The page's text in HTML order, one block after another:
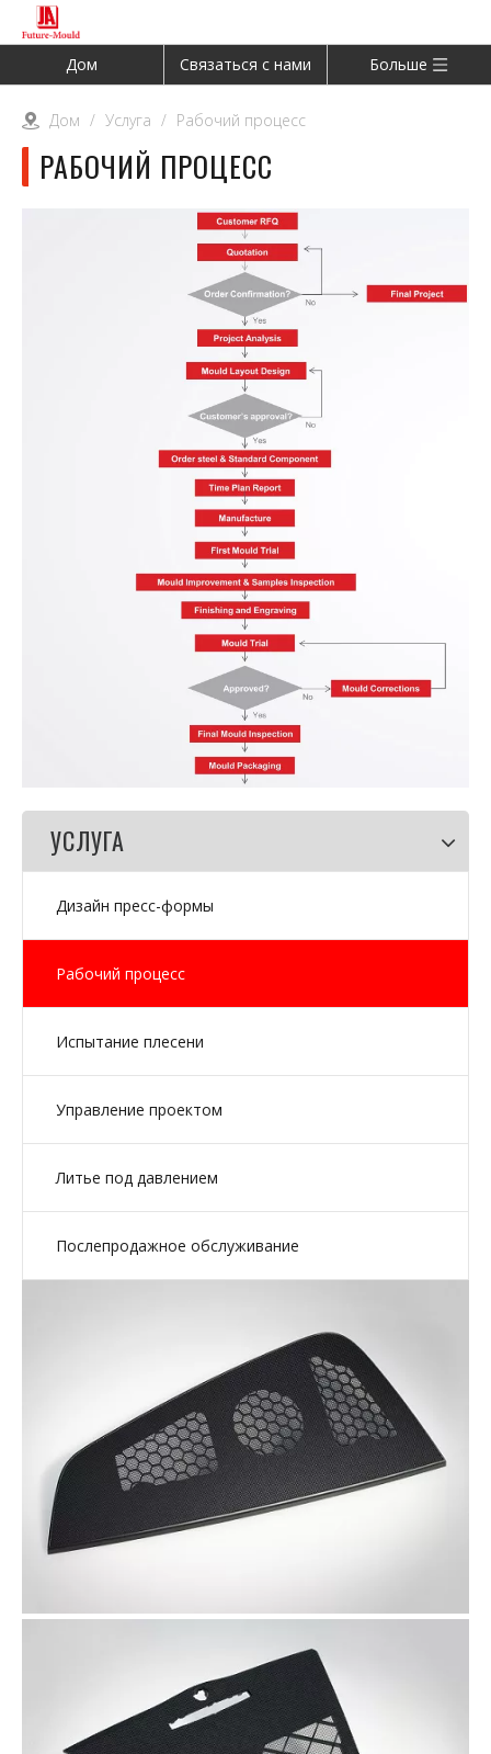
Дом Связаться с нами Больше
Дом / Услуга / Рабочий процесс
РАБОЧИЙ ПРОЦЕСС
УСЛУГА
Дизайн пресс-формы
Рабочий процесс
Испытание плесени
Управление проектом
Литье под давлением
Послепродажное обслуживание